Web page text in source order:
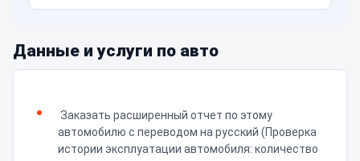
Данные и услуги по авто
Заказать расширенный отчет по этому
автомобилю с переводом на русский (Проверка
истории эксплуатации автомобиля: количество